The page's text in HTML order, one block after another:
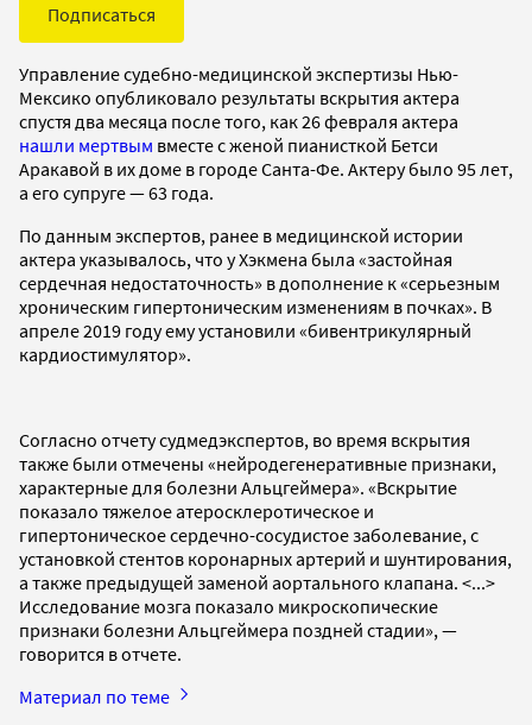
Подписаться
Управление судебно-медицинской экспертизы Нью-
Мексико опубликовало результаты вскрытия актера
спустя два месяца после того, как 26 февраля актера
нашли мертвым вместе с женой пианисткой Бетси
Аракавой в их доме в городе Санта-Фе. Актеру было 95 лет,
а его супруге — 63 года.
По данным экспертов, ранее в медицинской истории
актера указывалось, что у Хэкмена была «застойная
сердечная недостаточность» в дополнение к «серьезным
хроническим гипертоническим изменениям в почках». В
апреле 2019 году ему установили «бивентрикулярный
кардиостимулятор».
Согласно отчету судмедэкспертов, во время вскрытия
также были отмечены «нейродегенеративные признаки,
характерные для болезни Альцгеймера». «Вскрытие
показало тяжелое атеросклеротическое и
гипертоническое сердечно-сосудистое заболевание, с
установкой стентов коронарных артерий и шунтирования,
а также предыдущей заменой аортального клапана. <...>
Исследование мозга показало микроскопические
признаки болезни Альцгеймера поздней стадии», —
говорится в отчете.
Материал по теме